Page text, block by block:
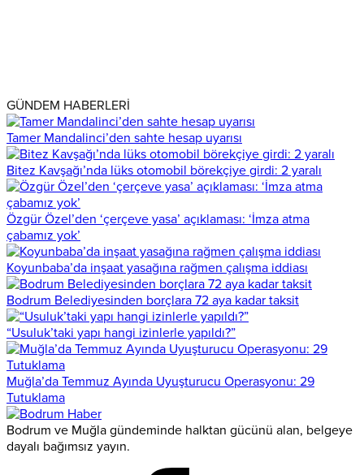
GÜNDEM HABERLERİ
Tamer Mandalinci’den sahte hesap uyarısı
Bitez Kavşağı’nda lüks otomobil börekçiye girdi: 2 yaralı
Özgür Özel’den ‘çerçeve yasa’ açıklaması: ‘İmza atma
çabamız yok’
Koyunbaba’da inşaat yasağına rağmen çalışma iddiası
Bodrum Belediyesinden borçlara 72 aya kadar taksit
“Usuluk’taki yapı hangi izinlerle yapıldı?”
Muğla’da Temmuz Ayında Uyuşturucu Operasyonu: 29
Tutuklama
Bodrum ve Muğla gündeminde halktan gücünü alan, belgeye
dayalı bağımsız yayın.